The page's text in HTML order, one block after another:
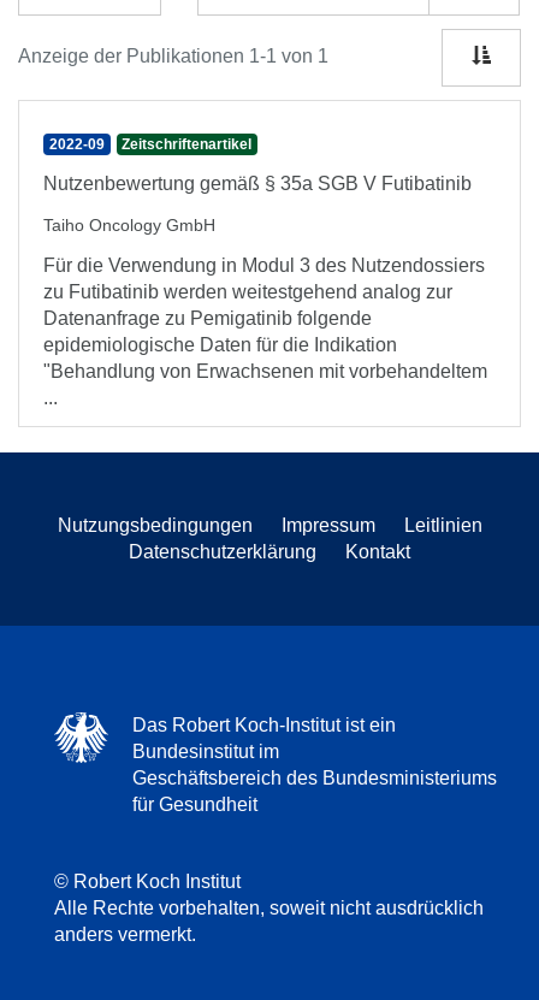
Anzeige der Publikationen 1-1 von 1
2022-09 Zeitschriftenartikel
Nutzenbewertung gemäß § 35a SGB V Futibatinib
Taiho Oncology GmbH
Für die Verwendung in Modul 3 des Nutzendossiers
zu Futibatinib werden weitestgehend analog zur
Datenanfrage zu Pemigatinib folgende
epidemiologische Daten für die Indikation
"Behandlung von Erwachsenen mit vorbehandeltem
...
Nutzungsbedingungen Impressum
Leitlinien
Datenschutzerklärung
Kontakt
Das Robert Koch-Institut ist ein
Bundesinstitut im
Geschäftsbereich des Bundesministeriums
für Gesundheit
© Robert Koch Institut
Alle Rechte vorbehalten, soweit nicht ausdrücklich
anders vermerkt.